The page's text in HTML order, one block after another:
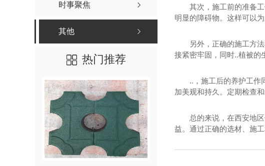
时事聚焦
其他
热门推荐
其次，施工前的准备
明显的障碍物。这样可以
另外，正确的施工方
接紧密牢固，同时..植被的
..，施工后的养护工作
加美观和持久。定期检查
总的来说，在西安地
益。通过正确的选材、施